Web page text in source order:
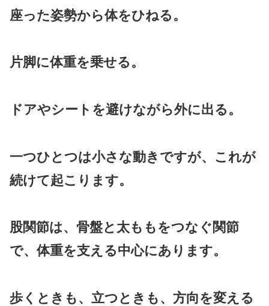
座った姿勢から体をひねる。
片脚に体重を乗せる。
ドアやシートを避けながら外に出る。
一つひとつは小さな動きですが、これが
続けて起こります。
股関節は、骨盤と太ももをつなぐ関節
で、体重を支える中心にあります。
歩くときも、立つときも、方向を変える